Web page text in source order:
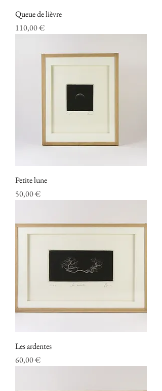
Queue de lièvre
Prix
110,00 €
Petite lune
Prix
50,00 €
Les ardentes
Prix
60,00 €